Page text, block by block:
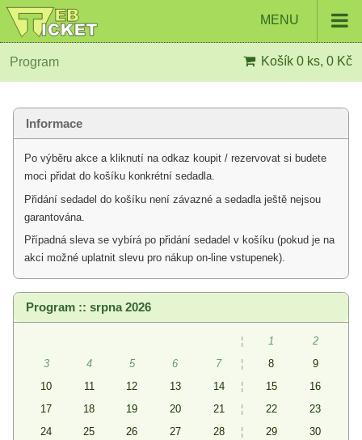
MENU
Program Košík 0 ks, 0 Kč
Informace
Po výběru akce a kliknutí na odkaz koupit / rezervovat si budete
moci přidat do košíku konkrétní sedadla.
Přidání sedadel do košíku není závazné a sedadla ještě nejsou
garantována.
Případná sleva se vybírá po přidání sedadel v košíku (pokud je na
akci možné uplatnit slevu pro nákup on-line vstupenek).
Program :: srpna 2026
¦ 1
2
3
4 5 6 7 ¦ 8
9
10
11 12 13 14 ¦ 15
16
17
18 19 20 21 ¦ 22
23
24
25 26 27 28 ¦ 29
30